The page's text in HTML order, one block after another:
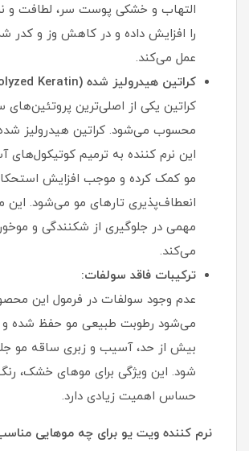
التهاب و خشکی پوست سر، لطافت و
را افزایش داده و در کاهش وز و کدر
عمل می‌کند.
کراتین هیدرولیز شده (Hydrolyzed Keratin):
کراتین یکی از اصلی‌ترین پروتئین‌های
محسوب می‌شود. کراتین هیدرولیز
این نرم کننده به ترمیم کوتیکول‌های
مو کمک کرده و موجب افزایش
انعطاف‌پذیری تارهای مو می‌شود. این
مهمی در جلوگیری از شکنندگی و
می‌کند.
ترکیبات فاقد سولفات:
عدم وجود سولفات در فرمول این
می‌شود رطوبت طبیعی مو حفظ شده و
بیش از حد، آسیب و زبری ساقه مو
شود. این ویژگی برای موهای خشک،
حساس اهمیت زیادی دارد.
نرم کننده ویت یو برای چه موهایی